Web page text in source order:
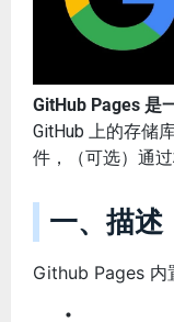
GitHub Pages 是
GitHub 上的存储
件，（可选）通
一、描述
Github Pages 内